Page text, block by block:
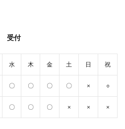
受付
水 木 金 土 日 祝
〇 〇 〇 〇 × ○
〇 〇 〇 × × ×